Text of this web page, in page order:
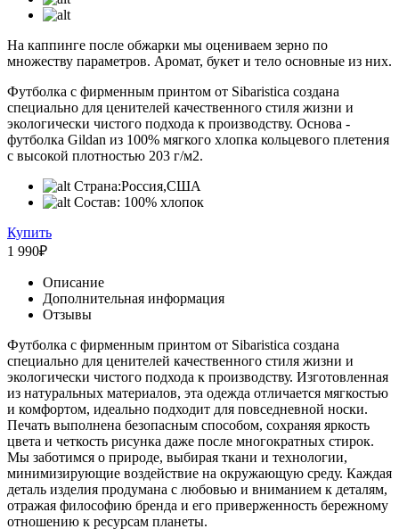
На каппинге после обжарки мы оцениваем зерно по
множеству параметров. Аромат, букет и тело основные из них.
Футболка с фирменным принтом от Sibaristica создана
специально для ценителей качественного стиля жизни и
экологически чистого подхода к производству. Основа -
футболка Gildan из 100% мягкого хлопка кольцевого плетения
с высокой плотностью 203 г/м2.
Страна:Россия,США
Состав: 100% хлопок
Купить
1 990₽
Описание
Дополнительная информация
Отзывы
Футболка с фирменным принтом от Sibaristica создана
специально для ценителей качественного стиля жизни и
экологически чистого подхода к производству. Изготовленная
из натуральных материалов, эта одежда отличается мягкостью
и комфортом, идеально подходит для повседневной носки.
Печать выполнена безопасным способом, сохраняя яркость
цвета и четкость рисунка даже после многократных стирок.
Мы заботимся о природе, выбирая ткани и технологии,
минимизирующие воздействие на окружающую среду. Каждая
деталь изделия продумана с любовью и вниманием к деталям,
отражая философию бренда и его приверженность бережному
отношению к ресурсам планеты.